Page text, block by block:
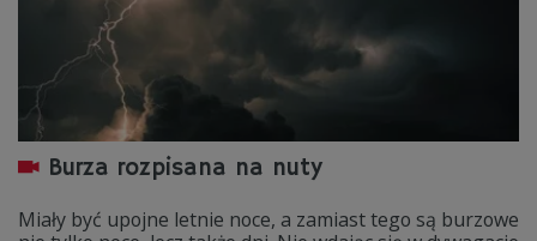
Burza rozpisana na nuty
Miały być upojne letnie noce, a zamiast tego są burzowe